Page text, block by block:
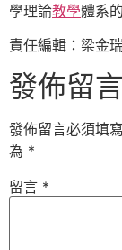
學理論教學體系
責任編輯：梁金
發佈留言
發佈留言必須填
為 *
留言 *